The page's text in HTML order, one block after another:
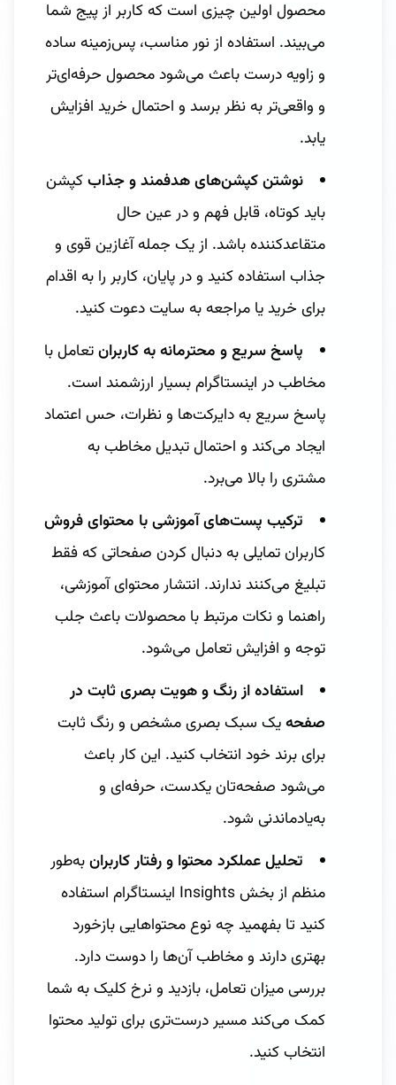
محصول اولین چیزی است که کاربر از پیج شما
می‌بیند. استفاده از نور مناسب، پس‌زمینه ساده
و زاویه درست باعث می‌شود محصول حرفه‌ای‌تر
و واقعی‌تر به نظر برسد و احتمال خرید افزایش
یابد.
نوشتن کپشن‌های هدفمند و جذابکپشن
باید کوتاه، قابل فهم و در عین حال
متقاعدکننده باشد. از یک جمله آغازین قوی و
جذاب استفاده کنید و در پایان، کاربر را به اقدام
برای خرید یا مراجعه به سایت دعوت کنید.
پاسخ سریع و محترمانه به کاربرانتعامل با
مخاطب در اینستاگرام بسیار ارزشمند است.
پاسخ سریع به دایرکت‌ها و نظرات، حس اعتماد
ایجاد می‌کند و احتمال تبدیل مخاطب به
مشتری را بالا می‌برد.
ترکیب پست‌های آموزشی با محتوای فروش
کاربران تمایلی به دنبال کردن صفحاتی که فقط
تبلیغ می‌کنند ندارند. انتشار محتوای آموزشی،
راهنما و نکات مرتبط با محصولات باعث جلب
توجه و افزایش تعامل می‌شود.
استفاده از رنگ و هویت بصری ثابت در
صفحهیک سبک بصری مشخص و رنگ ثابت
برای برند خود انتخاب کنید. این کار باعث
می‌شود صفحه‌تان یکدست، حرفه‌ای و
به‌یادماندنی شود.
تحلیل عملکرد محتوا و رفتار کاربرانبه‌طور
منظم از بخش Insights اینستاگرام استفاده
کنید تا بفهمید چه نوع محتواهایی بازخورد
بهتری دارند و مخاطب آن‌ها را دوست دارد.
بررسی میزان تعامل، بازدید و نرخ کلیک به شما
کمک می‌کند مسیر درست‌تری برای تولید محتوا
انتخاب کنید.